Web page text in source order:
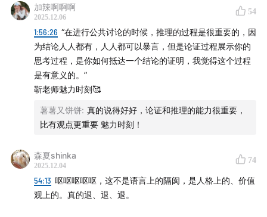
48:59 徐老发犯罪集团：一个人如何在五年内复制微缩版
“政、军、商”权力三角
插曲：四大家族的匾额
彭家声其人：“果敢王”，缅甸民族民主同盟军（果敢
同盟军）创建者
罗星汉其人：金三角第一代“鸦片大王”，开设亚洲
世界集团
01:16:02 回顾新闻：我国对缅甸电诈的调查和清缴行动，
有清晰的线索可循
加辣啊啊啊
2025.12.06
54
1:56:26 “在进行公共讨论的时候，推理的过程是很重要的，因
为结论人人都有，人人都可以暴言，但是论证过程展示你的
思考过程，是你如何抵达一个结论的证明，我觉得这个过程
是有意义的。”
​靳老师魅力时刻🥰
薯薯又饼饼: 真的说得好好，论证和推理的能力很重要，
比有观点更重要 魅力时刻！
森夏shinka
2025.12.04
74
54:13 呕呕呕呕呕，这不是语言上的隔阂，是人格上的、价值
观上的。真的退、退、退。